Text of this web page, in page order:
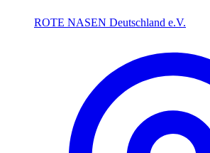
ROTE NASEN Deutschland e.V.